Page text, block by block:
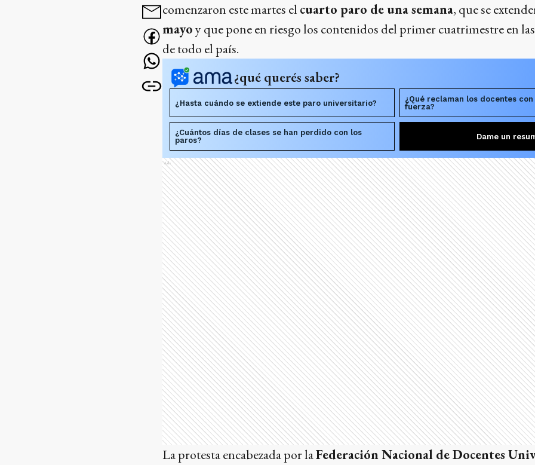
comenzaron este martes el cuarto paro de una semana, que se
mayoy que pone en riesgo los contenidos del primer cuatrimestre en
de todo el país.
¿qué querés saber?
¿Hasta cuándo se extiende este paro universitario?
¿Qué reclaman los docentes
fuerza?
¿Cuántos días de clases se han perdido con los
paros?
Dame un
Ads
La protesta encabezada por laFederación Nacional de Docentes